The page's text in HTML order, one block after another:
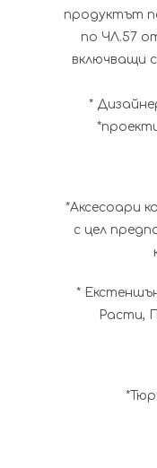
продуктът
по ЧЛ.57
включващи
*
*Аксесоари
с цел
*
Расти,